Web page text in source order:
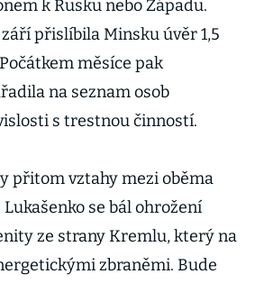
k Rusku nebo Západu.
přislíbila Minsku úvěr 1,5
měsíce pak
na seznam osob
s trestnou činností.
přitom vztahy mezi oběma
se bál ohrožení
ze strany Kremlu, který na
zbraněmi. Bude